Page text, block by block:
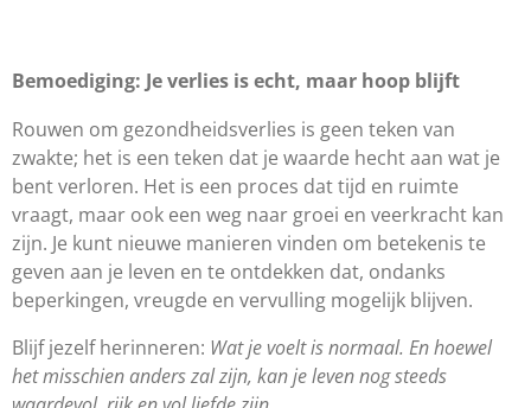
Bemoediging: Je verlies is echt, maar hoop blijft
Rouwen om gezondheidsverlies is geen teken van
zwakte; het is een teken dat je waarde hecht aan wat je
bent verloren. Het is een proces dat tijd en ruimte
vraagt, maar ook een weg naar groei en veerkracht kan
zijn. Je kunt nieuwe manieren vinden om betekenis te
geven aan je leven en te ontdekken dat, ondanks
beperkingen, vreugde en vervulling mogelijk blijven.
Blijf jezelf herinneren: Wat je voelt is normaal. En hoewel
het misschien anders zal zijn, kan je leven nog steeds